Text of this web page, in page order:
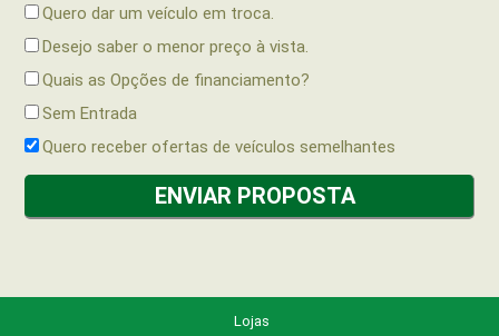
Quero dar um veículo em troca.
Desejo saber o menor preço à vista.
Quais as Opções de financiamento?
Sem Entrada
Quero receber ofertas de veículos semelhantes
Lojas